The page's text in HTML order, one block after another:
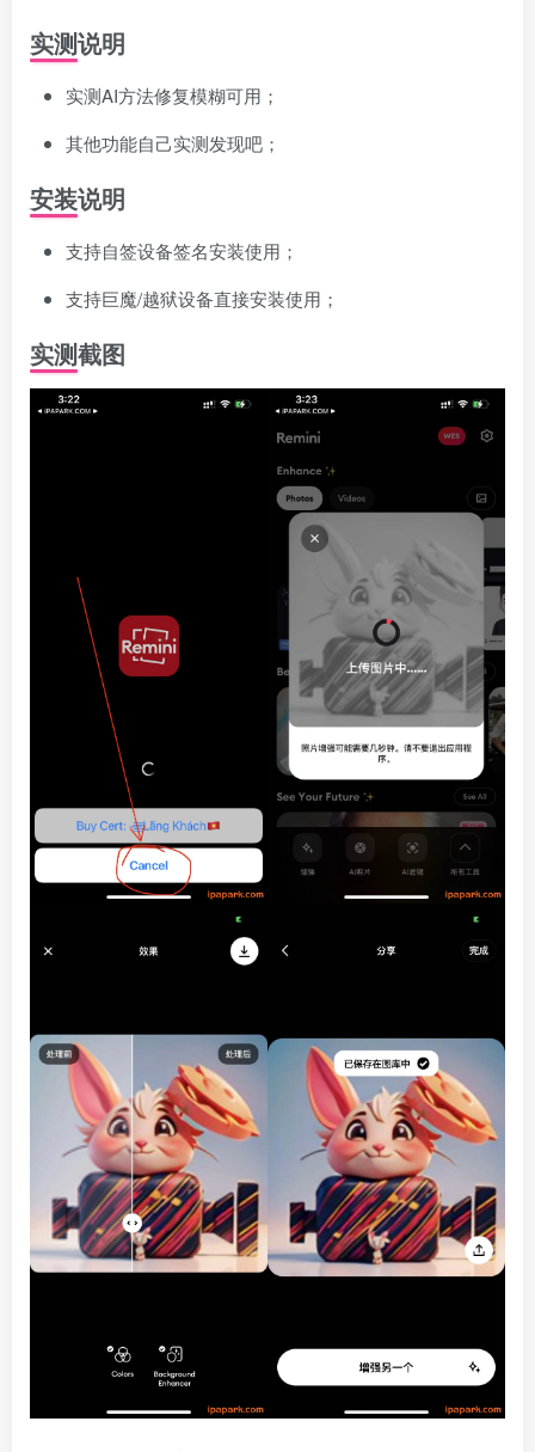
实测说明
实测AI方法修复模糊可用；
其他功能自己实测发现吧；
安装说明
支持自签设备签名安装使用；
支持巨魔/越狱设备直接安装使用；
实测截图